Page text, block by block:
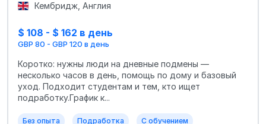
Кембридж, Англия
$ 108 - $ 162 в день
GBP 80 - GBP 120 в день
Коротко: нужны люди на дневные подмены —
несколько часов в день, помощь по дому и базовый
уход. Подходит студентам и тем, кто ищет
подработку.График к...
Без опыта Подработка С обучением